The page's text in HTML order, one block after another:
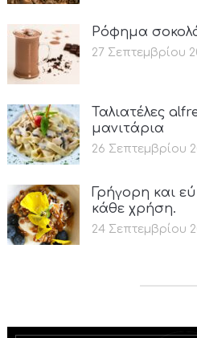
Ρόφημα
27 Σεπτεμβρίου
Ταλιατέλες
μανιτάρια
26 Σεπτεμβρίου
Γρήγορη και
κάθε χρήση.
24 Σεπτεμβρίου